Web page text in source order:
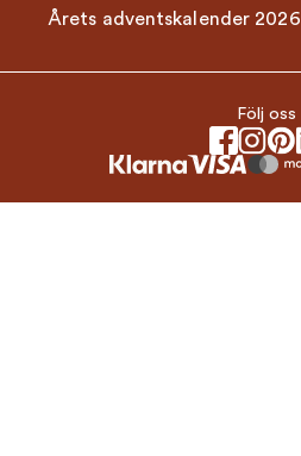
Årets adventskalender 2026
Följ oss